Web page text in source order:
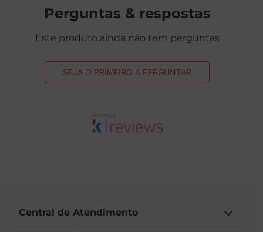
Perguntas & respostas
Este produto ainda não tem perguntas
SEJA O PRIMEIRO A PERGUNTAR
Central de Atendimento